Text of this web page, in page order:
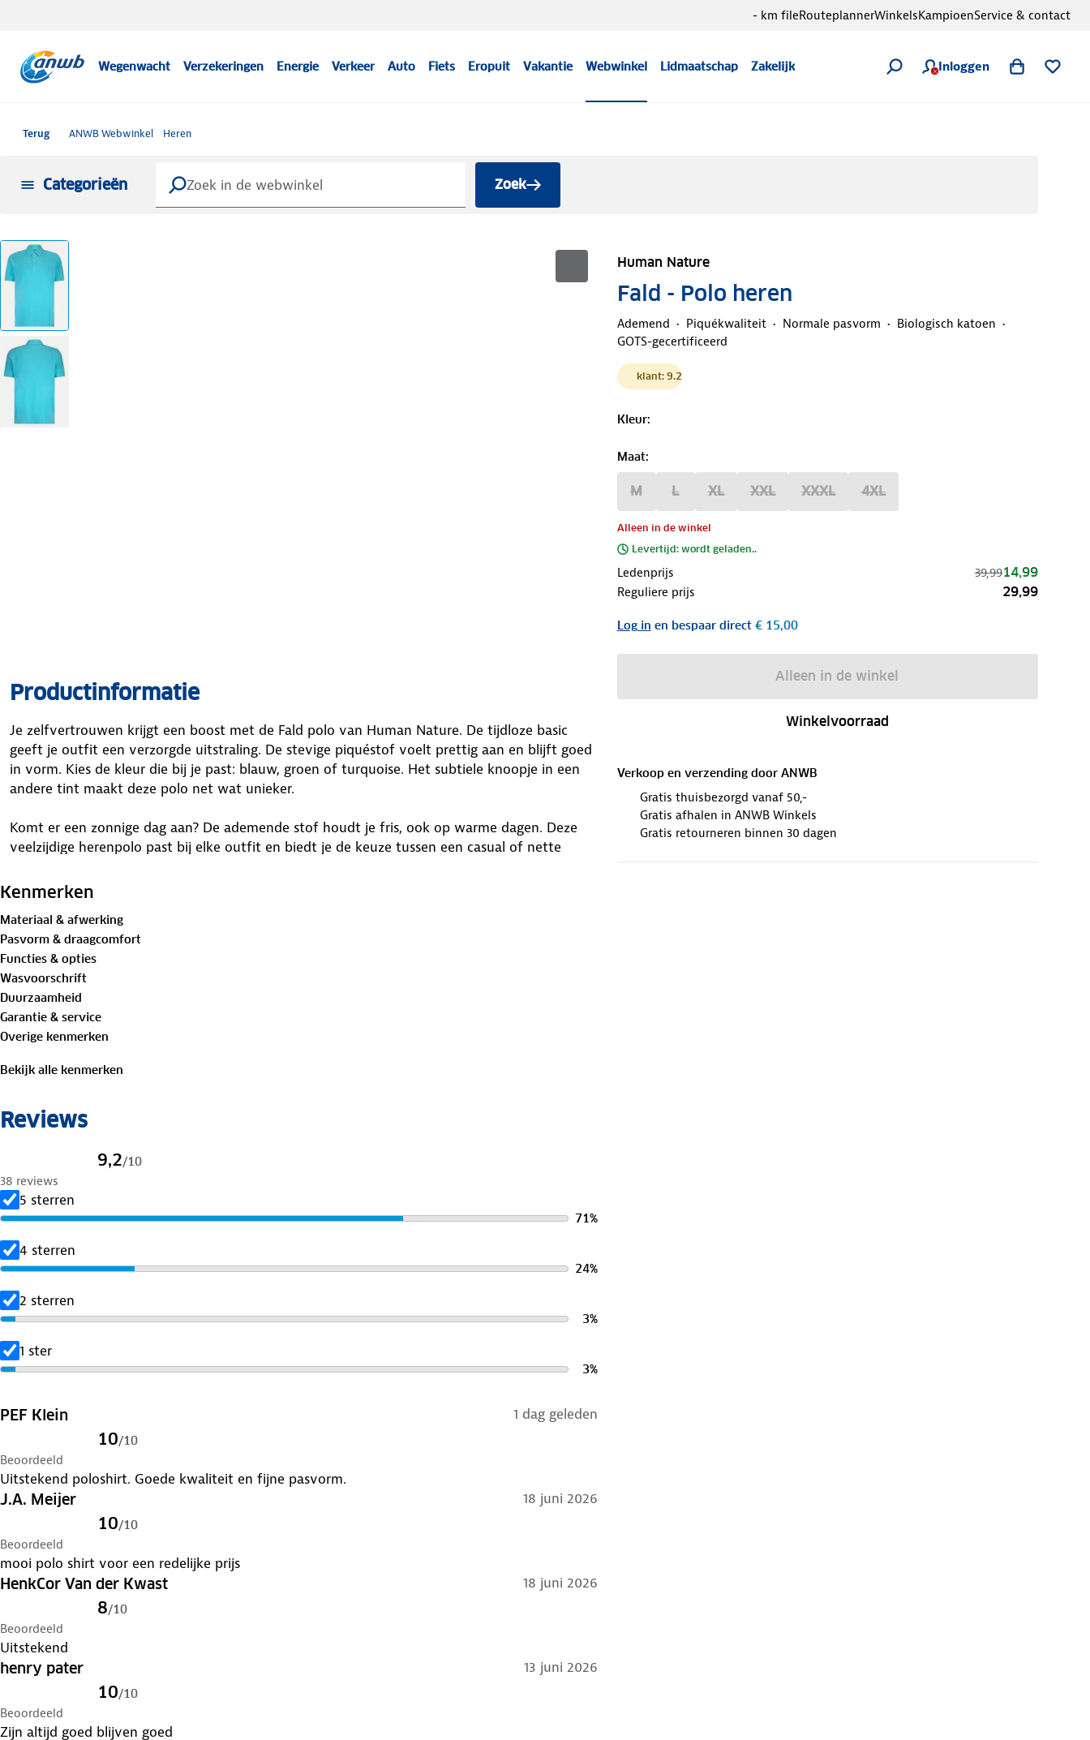
Wegenwacht Verzekeringen Energie Verkeer Auto Fiets Eropuit Vakantie Webwinkel Lidmaatschap Zakelijk Inloggen
- km fileRouteplannerWinkelsKampioenService & contact
Terug ANWB Webwinkel Heren
Categorieën Zoek
Human Nature
Fald - Polo heren
Ademend Piquékwaliteit Normale pasvorm
Biologisch katoen
GOTS-gecertificeerd
klant: 9.2
Kleur:
Maat:
M L XL XXL XXXL 4XL
Alleen in de winkel
Levertijd: wordt geladen..
Ledenprijs 39,9914,99
Reguliere prijs 29,99
Log in en bespaar direct€ 15,00
Alleen in de winkel
Winkelvoorraad
Verkoop en verzending door ANWB
Gratis thuisbezorgd vanaf 50,-
Gratis afhalen in ANWB Winkels
Gratis retourneren binnen 30 dagen
Productinformatie
Je zelfvertrouwen krijgt een boost met de Fald polo van Human Nature. De tijdloze basic
geeft je outfit een verzorgde uitstraling. De stevige piquéstof voelt prettig aan en blijft goed
in vorm. Kies de kleur die bij je past: blauw, groen of turquoise. Het subtiele knoopje in een
andere tint maakt deze polo net wat unieker.
Komt er een zonnige dag aan? De ademende stof houdt je fris, ook op warme dagen. Deze
veelzijdige herenpolo past bij elke outfit en biedt je de keuze tussen een casual of nette
Standard, een wereldwijd erkende norm voor biologische vezels.
Materiaal:
100%biologisch katoen
Is je kleding aan vervanging toe? Lever het in bij onze winkels. Wij geven er een nieuwe
bestemming aan.
Kenmerken
Materiaal & afwerking
Pasvorm & draagcomfort
Functies & opties
Wasvoorschrift
Duurzaamheid
Garantie & service
Overige kenmerken
Bekijk alle kenmerken
Reviews
9,2/10
38 reviews
5 sterren
71%
4 sterren
24%
2 sterren
3%
1 ster
3%
PEF Klein 1 dag geleden
10/10
Beoordeeld
Uitstekend poloshirt. Goede kwaliteit en fijne pasvorm.
J.A. Meijer 18 juni 2026
10/10
Beoordeeld
mooi polo shirt voor een redelijke prijs
HenkCor Van der Kwast 18 juni 2026
8/10
Beoordeeld
Uitstekend
henry pater 13 juni 2026
10/10
Beoordeeld
Zijn altijd goed blijven goed